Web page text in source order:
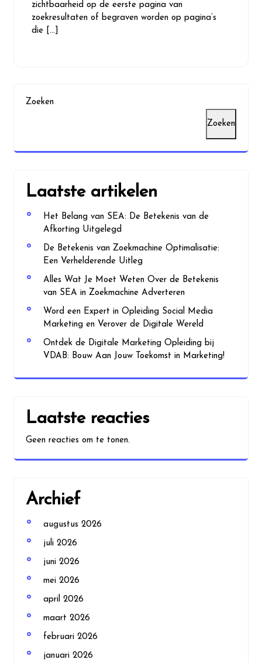
zichtbaarheid op de eerste pagina van
zoekresultaten of begraven worden op pagina’s
die […]
Zoeken
Zoeken
Laatste artikelen
Het Belang van SEA: De Betekenis van de
Afkorting Uitgelegd
De Betekenis van Zoekmachine Optimalisatie:
Een Verhelderende Uitleg
Alles Wat Je Moet Weten Over de Betekenis
van SEA in Zoekmachine Adverteren
Word een Expert in Opleiding Social Media
Marketing en Verover de Digitale Wereld
Ontdek de Digitale Marketing Opleiding bij
VDAB: Bouw Aan Jouw Toekomst in Marketing!
Laatste reacties
Geen reacties om te tonen.
Archief
augustus 2026
juli 2026
juni 2026
mei 2026
april 2026
maart 2026
februari 2026
januari 2026